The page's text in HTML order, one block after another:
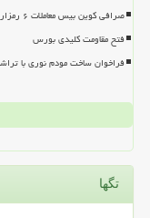
صرافی کوین بیس معاملات ۶ رمزارز را متوقف ساخت
فتح مقاومت کلیدی بورس
فراخوان ساخت مودم نوری با
تگها